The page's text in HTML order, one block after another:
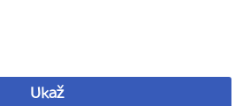
Ukaž